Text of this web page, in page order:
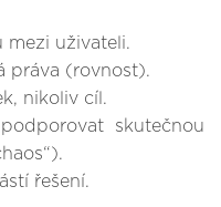
mezi uživateli.
práva (rovnost).
nikoliv cíl.
skutečnou
řešení.